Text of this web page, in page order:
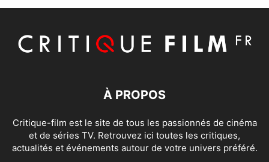
À PROPOS
Critique-film est le site de tous les passionnés de cinéma
et de séries TV. Retrouvez ici toutes les critiques,
actualités et événements autour de votre univers préféré.